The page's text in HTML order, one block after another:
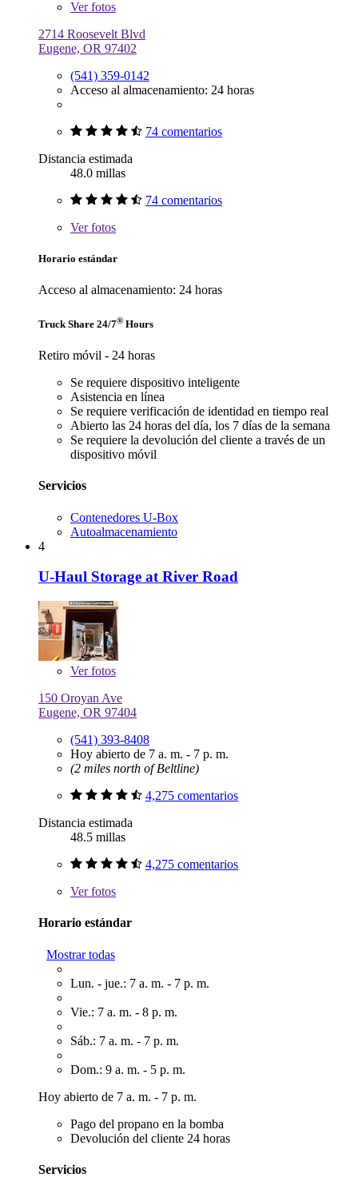
Verfotos
2714 Roosevelt Blvd
Eugene, OR 97402
(541) 359-0142
Acceso al almacenamiento: 24 horas
74 comentarios
Distancia estimada
48.0 millas
74 comentarios
Verfotos
Horario estándar
Acceso al almacenamiento: 24 horas
Truck Share 24/7® Hours
Retiro móvil - 24 horas
Se requiere dispositivo inteligente
Asistencia en línea
Se requiere verificación de identidad en tiempo real
Abierto las 24 horas del día, los 7 días de la semana
Se requiere la devolución del cliente a través de un
dispositivo móvil
Servicios
Contenedores U-Box
Autoalmacenamiento
4
U-Haul Storage at River Road
Verfotos
150 Oroyan Ave
Eugene, OR 97404
(541) 393-8408
Hoy abierto de 7 a. m. - 7 p. m.
(2 miles north of Beltline)
4,275 comentarios
Distancia estimada
48.5 millas
4,275 comentarios
Verfotos
Horario estándar
Mostrar todas
Lun. - jue.: 7 a. m. - 7 p. m.
Vie.: 7 a. m. - 8 p. m.
Sáb.: 7 a. m. - 7 p. m.
Dom.: 9 a. m. - 5 p. m.
Hoy abierto de 7 a. m. - 7 p. m.
Pago del propano en la bomba
Devolución del cliente 24 horas
Servicios